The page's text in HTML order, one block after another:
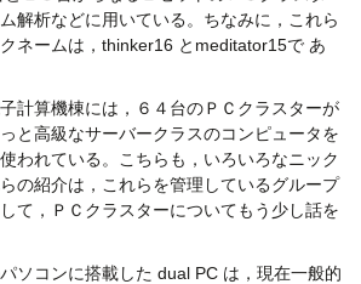
解析などに用いている。ちなみに，これら
ネームは，thinker16 とmeditator15で あ
計算機棟には，６４台のＰＣクラスターが
と高級なサーバークラスのコンピュータを
われている。こちらも，いろいろなニック
の紹介は，これらを管理しているグループ
て，ＰＣクラスターについてもう少し話を
ソコンに搭載した dual PC は，現在一般的